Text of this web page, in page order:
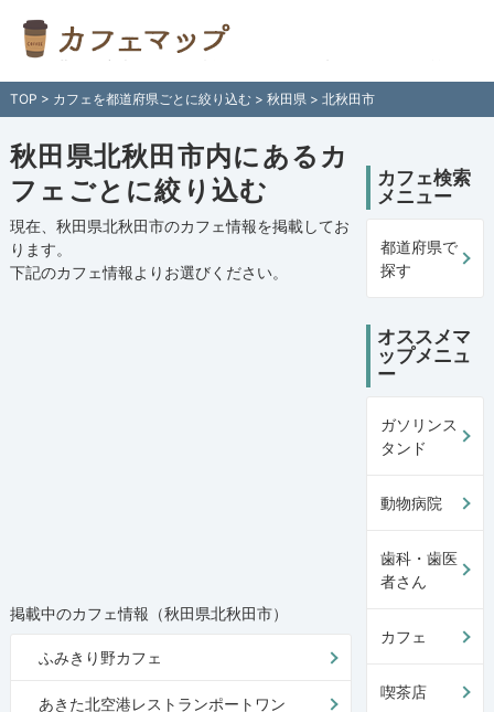
介！日本全国のカフェ検索サイト「カフェマップ」
TOP > カフェを都道府県ごとに絞り込む> 秋田県> 北秋田市
秋田県北秋田市内にあるカ
フェごとに絞り込む
現在、秋田県北秋田市のカフェ情報を掲載してお
ります。
下記のカフェ情報よりお選びください。
掲載中のカフェ情報（秋田県北秋田市）
ふみきり野カフェ
あきた北空港レストランポートワン
カフェ検索
メニュー
都道府県で
探す
オススメマ
ップメニュ
ー
ガソリンス
タンド
動物病院
歯科・歯医
者さん
カフェ
喫茶店